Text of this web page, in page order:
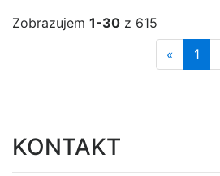
Zobrazujem 1-30 z 615
«
1
KONTAKT